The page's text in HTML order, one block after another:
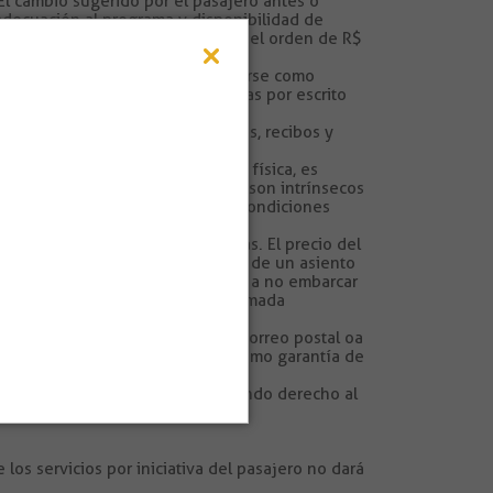
al programa y disponibilidad de
con los gastos de operación del orden de R$
debe entenderse o imaginarse como
cuando sean confirmadas por escrito
por Rota Combo, como vales, recibos y
de su edad o condición física, es
y controlados, dichos riesgos son intrínsecos
una vez aceptadas estas Condiciones
obesidad o necesidades médicas. El precio del
de la solicitud. La compra de un asiento
Ltd. se protege el derecho a no embarcar
Si la situación no es informada
por correo electrónico, fax o correo postal oa
total del itinerario adquirido, como garantía de
solicitados y contratados, teniendo derecho al
servicios por iniciativa del pasajero no dará